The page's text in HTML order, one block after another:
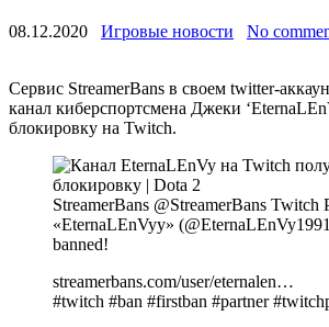
08.12.2020 Игровые новости No
Сервис StreamerBans в своем twitter-
канал киберспортсмена Джеки
блокировку на Twitch.
StreamerBans @StreamerBans Twitch
«EternaLEnVyy»
banned!
streamerbans.com/user/eternalen…
#twitch #ban #firstban #partner